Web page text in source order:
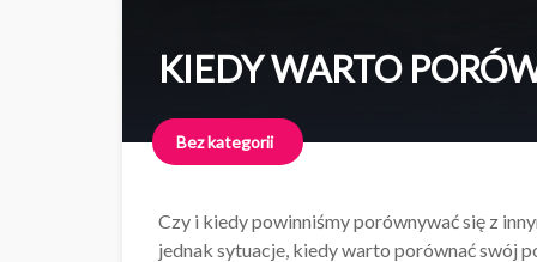
KIEDY WARTO
Bez kategorii
Czy i kiedy powinniśmy porównywać się z
jednak sytuacje, kiedy warto porównać swój